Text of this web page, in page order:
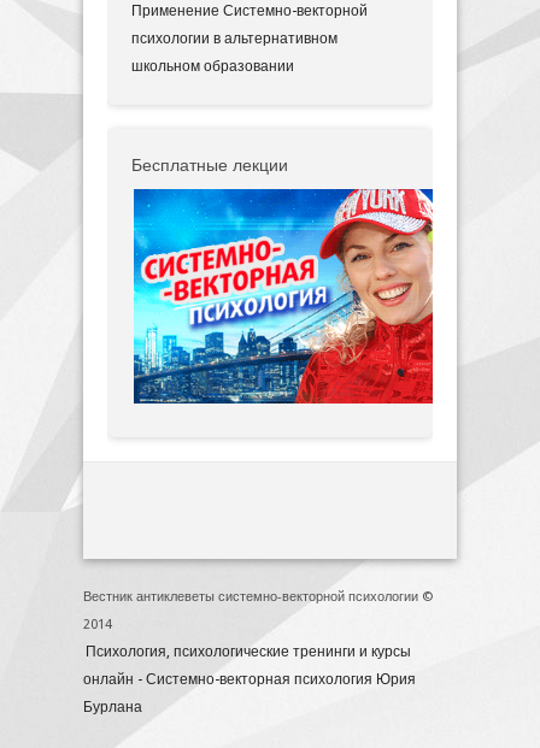
Применение Системно-векторной
психологии в альтернативном
школьном образовании
Бесплатные лекции
Вестник антиклеветы системно-векторной психологии ©
2014
Психология, психологические тренинги и курсы
онлайн - Системно-векторная психология Юрия
Бурлана